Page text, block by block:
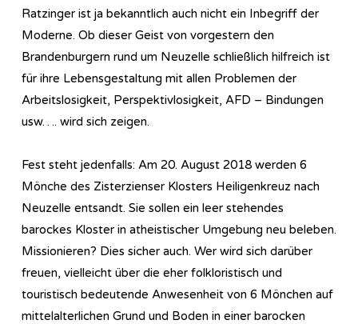
Ratzinger ist ja bekanntlich auch nicht ein Inbegriff der
Moderne. Ob dieser Geist von vorgestern den
Brandenburgern rund um Neuzelle schließlich hilfreich ist
für ihre Lebensgestaltung mit allen Problemen der
Arbeitslosigkeit, Perspektivlosigkeit, AFD – Bindungen
usw…. wird sich zeigen.
Fest steht jedenfalls: Am 20. August 2018 werden 6
Mönche des Zisterzienser Klosters Heiligenkreuz nach
Neuzelle entsandt. Sie sollen ein leer stehendes
barockes Kloster in atheistischer Umgebung neu beleben.
Missionieren? Dies sicher auch. Wer wird sich darüber
freuen, vielleicht über die eher folkloristisch und
touristisch bedeutende Anwesenheit von 6 Mönchen auf
mittelalterlichen Grund und Boden in einer barocken